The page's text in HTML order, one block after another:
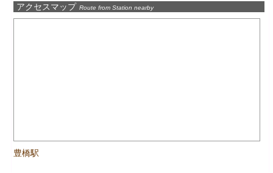
アクセスマップ Route from Station nearby
豊橋駅